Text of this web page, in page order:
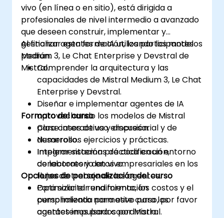
vivo (en línea o en sitio), está dirigida a
profesionales de nivel intermedio a avanzado
que deseen construir, implementar y
gestionar agentes de IA utilizando los modelos
Medium 3, Le Chat Enterprise y Devstral de
Mistral.
Al finalizar esta formación, los participantes
podrán:
Comprender la arquitectura y las
capacidades de Mistral Medium 3, Le Chat
Enterprise y Devstral.
Diseñar e implementar agentes de IA
aprovechando los modelos de Mistral
para casos de uso empresarial y de
desarrollo.
Integrar sistemas de codificación,
conectores y datos empresariales en los
flujos de trabajo de los agentes.
Optimizar el rendimiento, los costos y el
cumplimiento normativo para los
agentes impulsados por Mistral.
Formato del curso
Clase interactiva y discusión.
Numerosos ejercicios y prácticas.
Implementación práctica en un entorno
de laboratorio en vivo.
Opciones de personalización del curso
Para solicitar una formación
personalizada para este curso, por favor
contáctenos para coordinarlo.